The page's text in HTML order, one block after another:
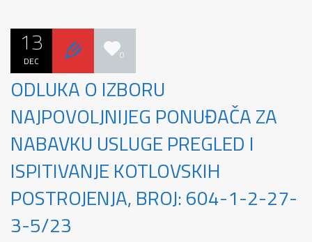
13
DEC 0
ODLUKA O IZBORU
NAJPOVOLJNIJEG PONUĐAČA ZA
NABAVKU USLUGE PREGLED I
ISPITIVANJE KOTLOVSKIH
POSTROJENJA, BROJ: 604-1-2-27-
3-5/23